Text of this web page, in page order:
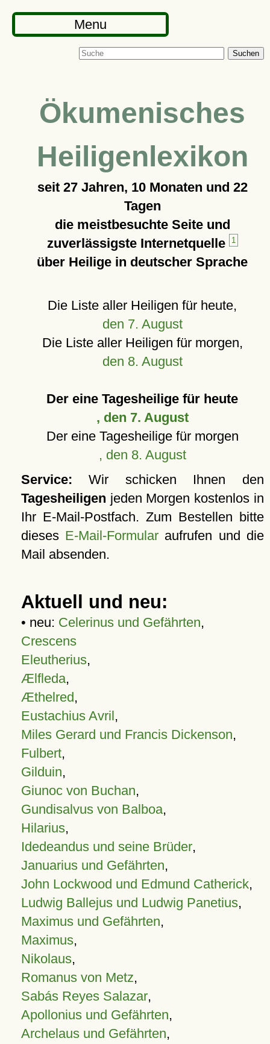
Menu
Suchen
Ökumenisches
Heiligenlexikon
seit 27 Jahren, 10 Monaten und 22
Tagen
die meistbesuchte Seite und
zuverlässigste Internetquelle
1
über Heilige in deutscher Sprache
Die Liste aller Heiligen für heute,
den 7. August
Die Liste aller Heiligen für morgen,
den 8. August
Der eine Tagesheilige für heute
, den 7. August
Der eine Tagesheilige für morgen
, den 8. August
Service: Wir schicken Ihnen den
Tagesheiligen jeden Morgen kostenlos in
Ihr E-Mail-Postfach. Zum Bestellen bitte
dieses E-Mail-Formular aufrufen und die
Mail absenden.
Aktuell und neu:
• neu: Celerinus und Gefährten,
Crescens
Eleutherius,
Ælfleda,
Æthelred,
Eustachius Avril,
Miles Gerard und Francis Dickenson,
Fulbert,
Gilduin,
Giunoc von Buchan,
Gundisalvus von Balboa,
Hilarius,
Idedeandus und seine Brüder,
Januarius und Gefährten,
John Lockwood und Edmund Catherick,
Ludwig Ballejus und Ludwig Panetius,
Maximus und Gefährten,
Maximus,
Nikolaus,
Romanus von Metz,
Sabás Reyes Salazar,
Apollonius und Gefährten,
Archelaus und Gefährten,